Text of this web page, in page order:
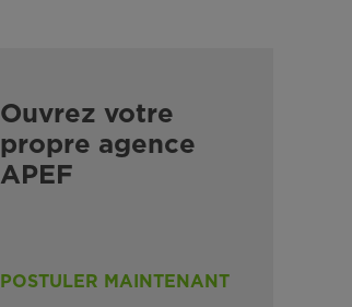
Ouvrez votre
propre agence
APEF
POSTULER MAINTENANT